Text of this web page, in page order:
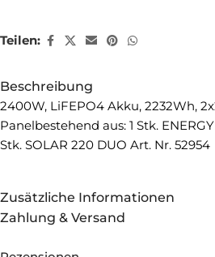
Teilen:
Beschreibung
2400W, LiFEPO4 Akku, 2232Wh,
Panelbestehend aus: 1 Stk.
Stk. SOLAR 220 DUO Art. Nr. 52954
Zusätzliche Informationen
Zahlung & Versand